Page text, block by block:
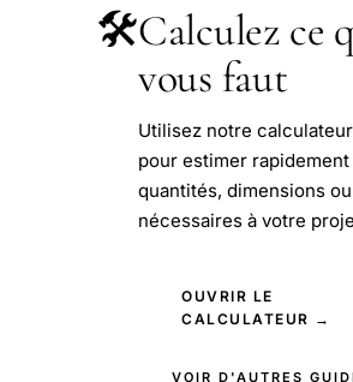
🛠️Calculez ce
vous faut
Utilisez notre
pour estimer
quantités, dimensions
nécessaires à votre
OUVRIR LE
CALCULATEUR →
VOIR D'AUTRES